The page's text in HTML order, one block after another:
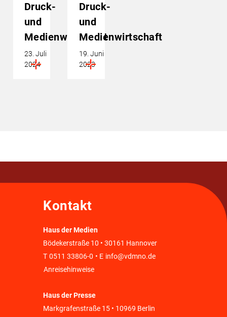
Druck-
und
Medienwirtschaft
23. Juli
2024
Druck-
und
Medienwirtschaft
19. Juni
2023
Kontakt
Haus der Medien
Bödekerstraße 10 • 30161 Hannover
T 0511 33806-0 • E info@vdmno.de
Anreisehinweise
Haus der Presse
Markgrafenstraße 15 • 10969 Berlin